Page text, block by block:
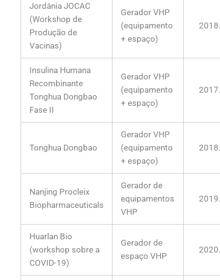
Jordânia JOCAC
(Workshop de
Produção de
Vacinas)
Gerador VHP
(equipamento
+ espaço)
Insulina Humana
Recombinante
Tonghua Dongbao
Fase II
Gerador VHP
(equipamento
+ espaço)
Tonghua Dongbao
Gerador VHP
(equipamento
+ espaço)
Nanjing Procleix
Biopharmaceuticals
Gerador de
equipamentos
VHP
Huarlan Bio
(workshop sobre a
COVID-19)
Gerador de
espaço VHP